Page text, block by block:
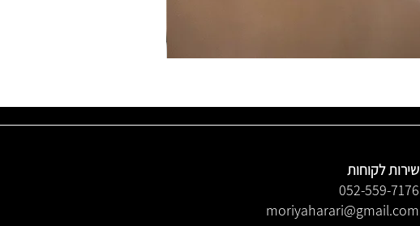
שירות לקוחות
052-559-7176
moriyaharari@gmail.com